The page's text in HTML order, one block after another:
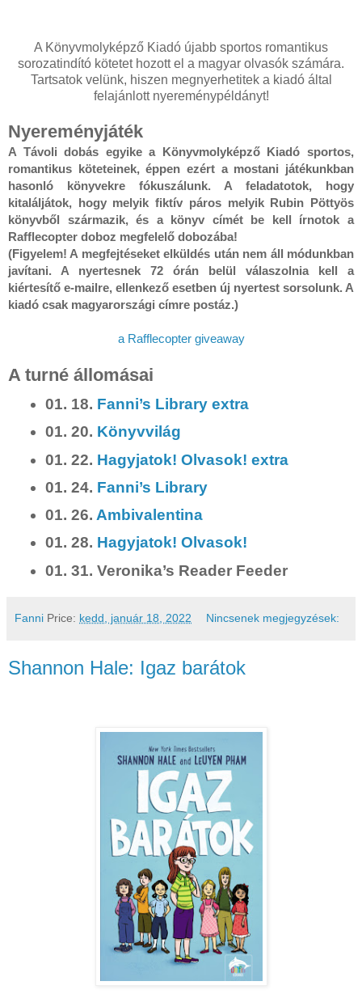
A Könyvmolyképző Kiadó újabb sportos romantikus
sorozatindító kötetet hozott el a magyar olvasók számára.
Tartsatok velünk, hiszen megnyerhetitek a kiadó által
felajánlott nyereménypéldányt!
Nyereményjáték
A Távoli dobás egyike a Könyvmolyképző Kiadó sportos,
romantikus köteteinek, éppen ezért a mostani játékunkban
hasonló könyvekre fókuszálunk. A feladatotok, hogy
kitaláljátok, hogy melyik fiktív páros melyik Rubin Pöttyös
könyvből származik, és a könyv címét be kell írnotok a
Rafflecopter doboz megfelelő dobozába!
(Figyelem! A megfejtéseket elküldés után nem áll módunkban
javítani. A nyertesnek 72 órán belül válaszolnia kell a
kiértesítő e-mailre, ellenkező esetben új nyertest sorsolunk. A
kiadó csak magyarországi címre postáz.)
a Rafflecopter giveaway
A turné állomásai
01. 18. Fanni’s Library extra
01. 20. Könyvvilág
01. 22. Hagyjatok! Olvasok! extra
01. 24. Fanni’s Library
01. 26.Ambivalentina
01. 28. Hagyjatok! Olvasok!
01. 31. Veronika’s Reader Feeder
Fanni Price: kedd, január 18, 2022 Nincsenek megjegyzések:
Shannon Hale: Igaz barátok